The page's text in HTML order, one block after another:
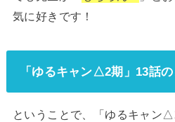
気に好きです！
「ゆるキャン△2期」13話
ということで、「ゆるキャン